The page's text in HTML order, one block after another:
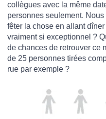
collègues avec la même
personnes seulement.
fêter la chose en allant
vraiment si exceptionnel ?
de chances de retrouver ce
de 25 personnes tirées
rue par exemple ?